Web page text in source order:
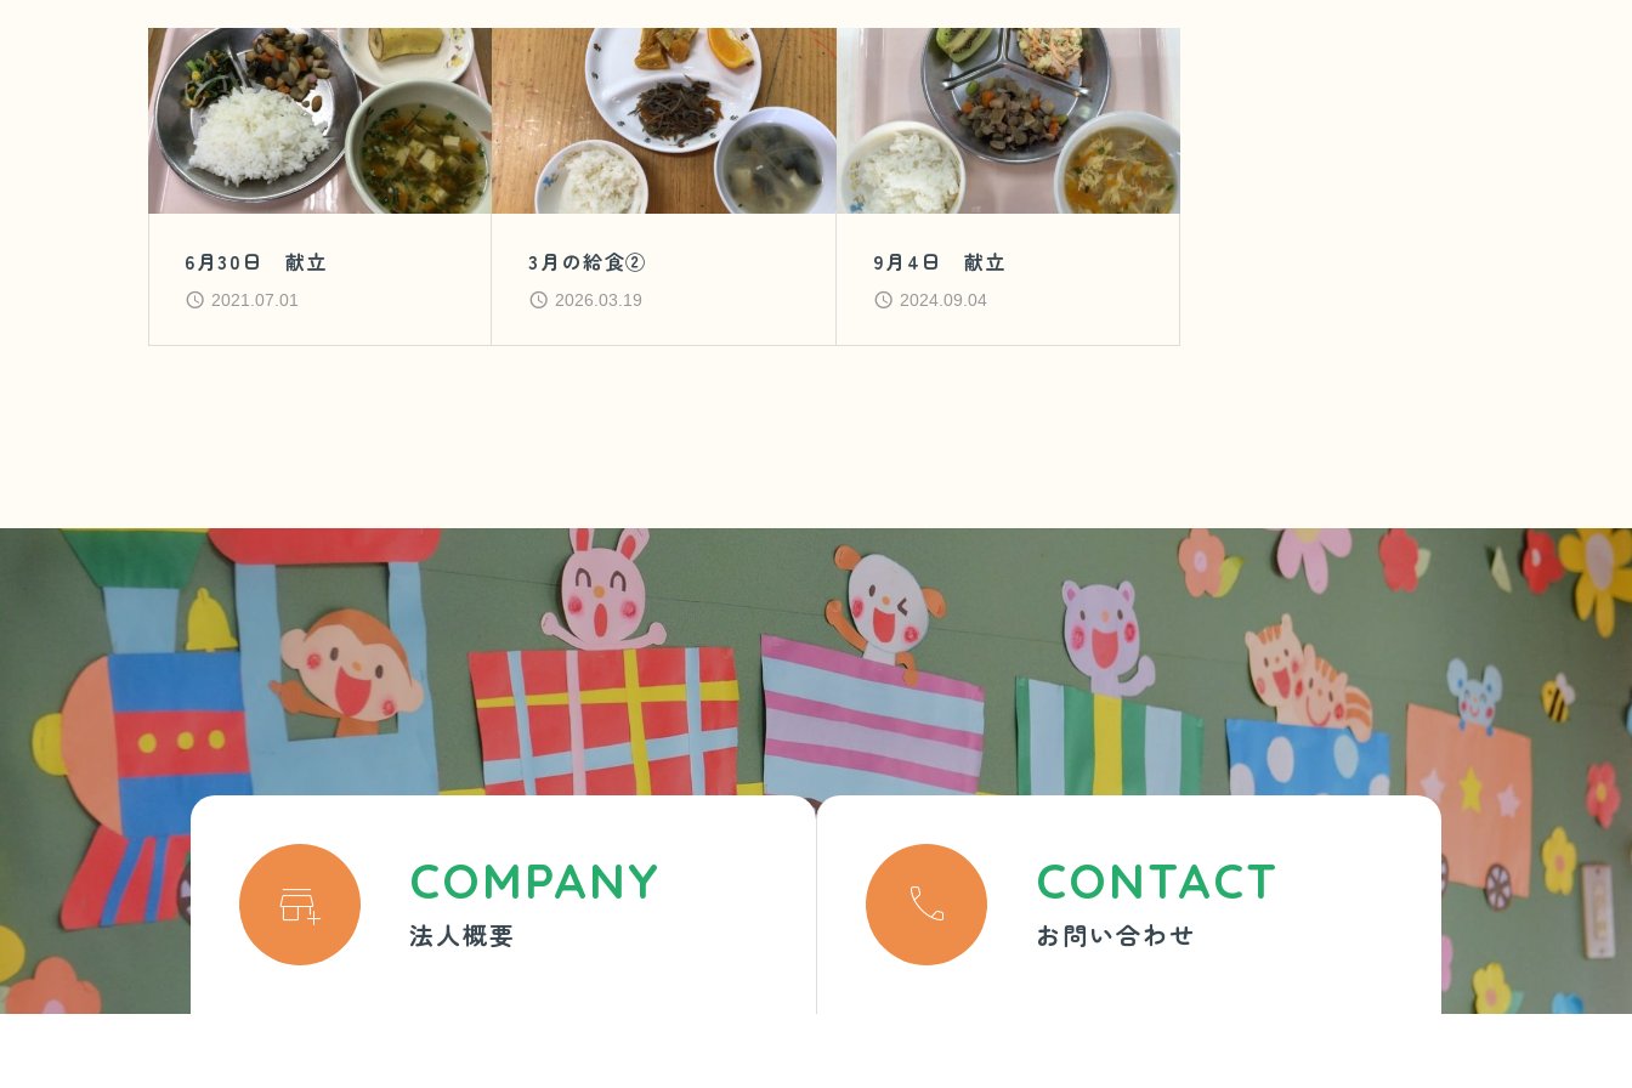
6月30日 献立
2021.07.01
3月の給食②
2026.03.19
9月4日 献立
2024.09.04
 COMPANY
法人概要  CONTACT
お問い合わせ